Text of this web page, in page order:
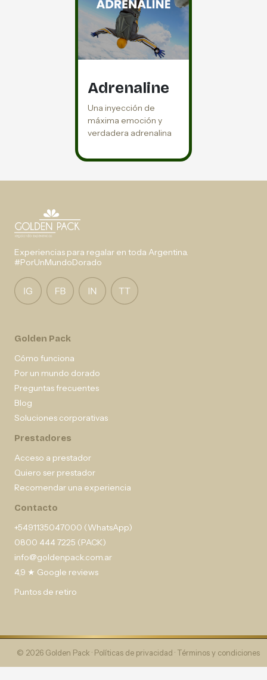
Adrenaline
Una inyección de
máxima emoción y
verdadera adrenalina
Experiencias para regalar en toda Argentina.
#PorUnMundoDorado
Golden Pack
Cómo funciona
Por un mundo dorado
Preguntas frecuentes
Blog
Soluciones corporativas
Prestadores
Acceso a prestador
Quiero ser prestador
Recomendar una experiencia
Contacto
+5491135047000 (WhatsApp)
0800 444 7225 (PACK)
info@goldenpack.com.ar
4,9 ★ Google reviews
Puntos de retiro
© 2026 Golden Pack · Políticas de privacidad · Términos y condiciones